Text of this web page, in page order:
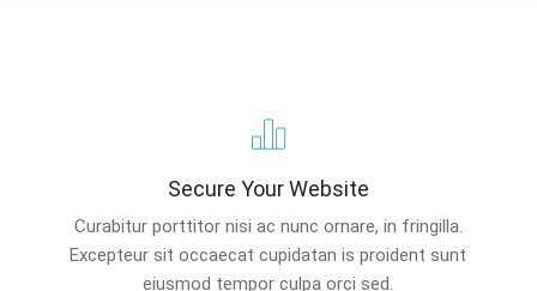
Secure Your Website
Curabitur porttitor nisi ac nunc ornare, in fringilla.
Excepteur sit occaecat cupidatan is proident sunt
eiusmod tempor culpa orci sed.